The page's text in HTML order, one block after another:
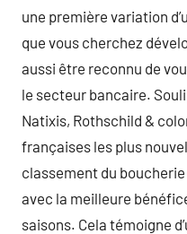
une première variation
que vous cherchez
aussi être reconnu de
le secteur bancaire.
Natixis, Rothschild &
françaises les plus
classement du
avec la meilleure
saisons. Cela témoigne